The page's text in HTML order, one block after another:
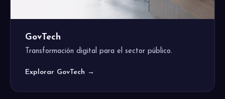
GovTech
Transformación digital para el sector público.
Explorar GovTech →